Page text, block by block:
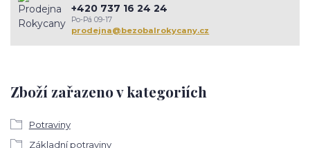
Zboží zařazeno v kategoriích
Potraviny
Základní potraviny
+420 737 16 24 24
Po-Pá 09-17
prodejna@bezobalrokycany.cz